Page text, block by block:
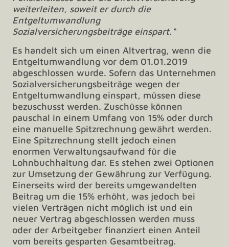
weiterleiten, soweit er durch die
Entgeltumwandlung
Sozialversicherungsbeiträge einspart.“
Es handelt sich um einen Altvertrag, wenn die
Entgeltumwandlung vor dem 01.01.2019
abgeschlossen wurde. Sofern das Unternehmen
Sozialversicherungsbeiträge wegen der
Entgeltumwandlung einspart, müssen diese
bezuschusst werden. Zuschüsse können
pauschal in einem Umfang von 15% oder durch
eine manuelle Spitzrechnung gewährt werden.
Eine Spitzrechnung stellt jedoch einen
enormen Verwaltungsaufwand für die
Lohnbuchhaltung dar. Es stehen zwei Optionen
zur Umsetzung der Gewährung zur Verfügung.
Einerseits wird der bereits umgewandelten
Beitrag um die 15% erhöht, was jedoch bei
vielen Verträgen nicht möglich ist und ein
neuer Vertrag abgeschlossen werden muss
oder der Arbeitgeber finanziert einen Anteil
vom bereits gesparten Gesamtbeitrag.